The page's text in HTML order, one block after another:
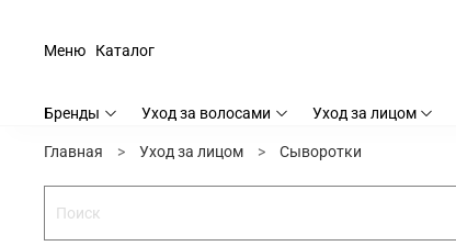
Каталог
Меню
Бренды Уход за волосами Уход за лицом
Главная Уход за лицом Сыворотки